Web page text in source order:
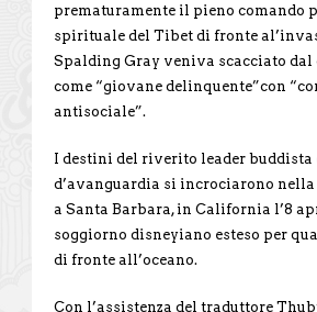
prematuramente il pieno comando
spirituale del Tibet di fronte
Spalding Gray veniva scacciato dal
come “giovane delinquente”con
antisociale”.
I destini del riverito leader buddista
d’avanguardia si incrociarono nella
a Santa Barbara, in California l’8
soggiorno disneyiano esteso per
di fronte all’oceano.
Con l’assistenza del traduttore